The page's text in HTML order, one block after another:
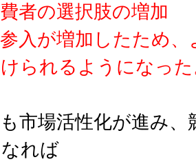
者の選択肢の増加
入が増加したため
られるようになっ
市場活性化が進み
れば